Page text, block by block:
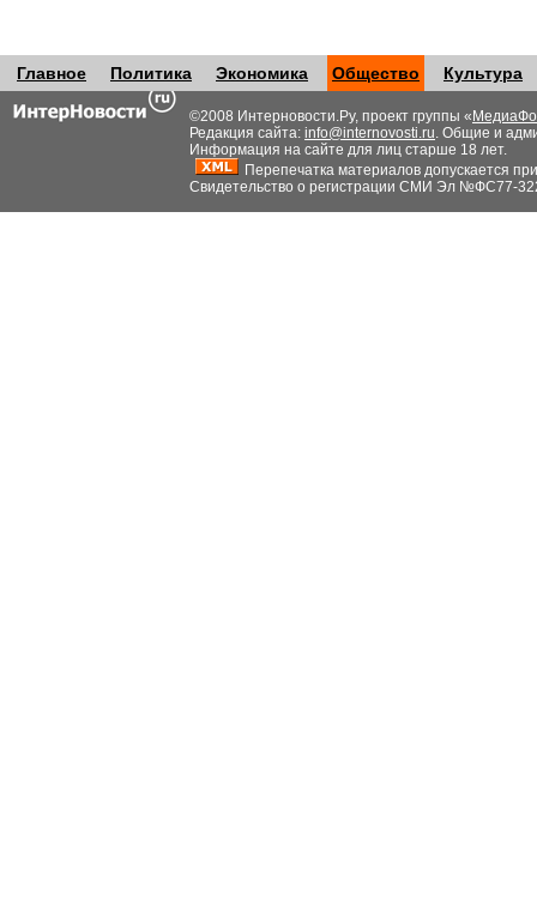
Главное Политика Экономика Общество Культура
©2008 Интерновости.Ру, проект группы «
Редакция сайта: info@internovosti.ru. Общие и
Информация на сайте для лиц старше 18 лет.
Перепечатка материалов допускается
Свидетельство о регистрации СМИ Эл №ФС77-